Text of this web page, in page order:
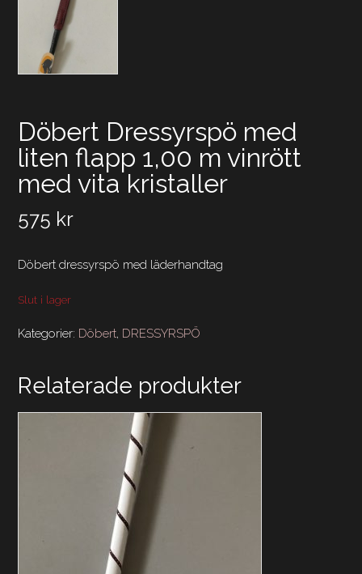
Döbert Dressyrspö med
liten flapp 1,00 m vinrött
med vita kristaller
575 kr
Döbert dressyrspö med läderhandtag
Slut i lager
Kategorier: Döbert, DRESSYRSPÖ
Relaterade produkter